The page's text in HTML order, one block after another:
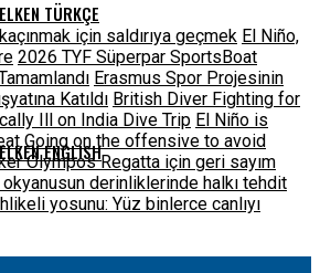
TÜRKÇE
ENGLISH
için saldırıya geçmek El Niño,
2026 TYF Süperpar SportsBoat
Erasmus Spor Projesinin
Katıldı British Diver Fighting for
Ill on India Dive Trip El Niño is
Going on the offensive to avoid
Olympos Regatta için geri sayım
derinliklerinde halkı tehdit
yosunu: Yüz binlerce canlıyı